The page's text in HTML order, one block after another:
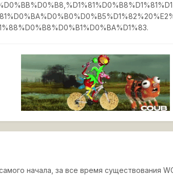
начала, за все время существования